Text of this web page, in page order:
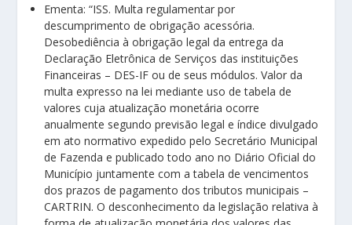
Ementa: “ISS. Multa regulamentar por
descumprimento de obrigação acessória.
Desobediência à obrigação legal da entrega da
Declaração Eletrônica de Serviços das instituições
Financeiras – DES-IF ou de seus módulos. Valor da
multa expresso na lei mediante uso de tabela de
valores cuja atualização monetária ocorre
anualmente segundo previsão legal e índice divulgado
em ato normativo expedido pelo Secretário Municipal
de Fazenda e publicado todo ano no Diário Oficial do
Município juntamente com a tabela de vencimentos
dos prazos de pagamento dos tributos municipais –
CARTRIN. O desconhecimento da legislação relativa à